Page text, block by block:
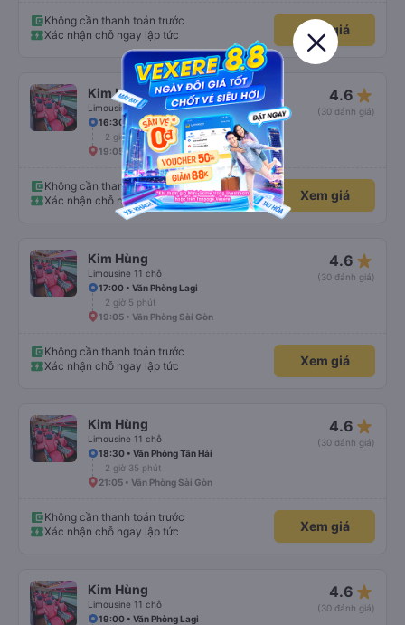
Không cần thanh toán trước
Xác nhận chỗ ngay lập tức
Xem giá
Kim Hùng
Limousine 11 chỗ
4.6 star_rate
(30 đánh giá)
16:30 • Văn Phòng Tân Hải
2 giờ 35 phút
19:05 • Văn Phòng Sài Gòn
Không cần thanh toán trước
Xác nhận chỗ ngay lập tức
Xem giá
Kim Hùng
Limousine 11 chỗ
4.6 star_rate
(30 đánh giá)
17:00 • Văn Phòng Lagi
2 giờ 5 phút
19:05 • Văn Phòng Sài Gòn
Không cần thanh toán trước
Xác nhận chỗ ngay lập tức
Xem giá
Kim Hùng
Limousine 11 chỗ
4.6 star_rate
(30 đánh giá)
18:30 • Văn Phòng Tân Hải
2 giờ 35 phút
21:05 • Văn Phòng Sài Gòn
Không cần thanh toán trước
Xác nhận chỗ ngay lập tức
Xem giá
Kim Hùng
Limousine 11 chỗ
4.6 star_rate
(30 đánh giá)
19:00 • Văn Phòng Lagi